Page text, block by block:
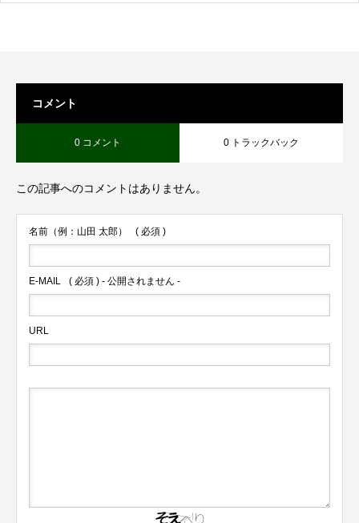
コメント
0 コメント 0 トラックバック
この記事へのコメントはありません。
名前（例：山田 太郎） ( 必須 )
E-MAIL ( 必須 ) - 公開されません -
URL